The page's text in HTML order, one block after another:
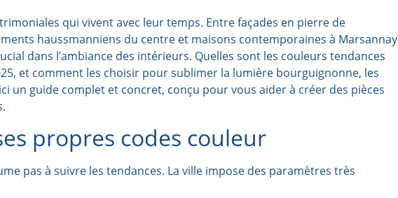
qui vivent avec leur temps. Entre façades en pierre de
haussmanniens du centre et maisons contemporaines à Marsannay
dans l’ambiance des intérieurs. Quelles sont les couleurs tendances
et comment les choisir pour sublimer la lumière bourguignonne, les
un guide complet et concret, conçu pour vous aider à créer des pièces
propres codes couleur
pas à suivre les tendances. La ville impose des paramètres très